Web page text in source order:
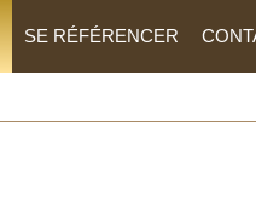
SE RÉFÉRENCER